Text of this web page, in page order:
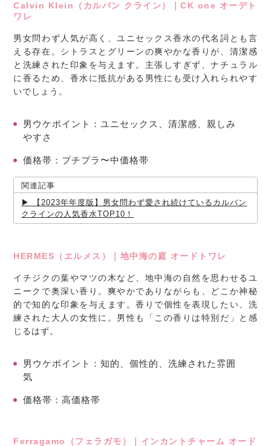
Calvin Klein（カルバン クライン）｜CK one オーデト
ワレ
男女問わず人気が高く、ユニセックス香水の代名詞とも言
える存在。シトラスとグリーンの爽やかな香りが、清潔感
と洗練された印象を与えます。主張しすぎず、ナチュラル
に香るため、香水に抵抗がある男性にも受け入れられやす
いでしょう。
男ウケポイント ：ユニセックス、清潔感、親しみ
やすさ
価格帯 ：プチプラ〜中価格帯
関連記事
【2023年年度版】男女問わず愛され続けているカルバン
クラインの人気香水TOP10！
HERMES（エルメス）｜地中海の庭 オードトワレ
イチジクの葉やマツの木など、地中海の自然を思わせるユ
ニークで奥深い香り。爽やかでありながらも、どこか神秘
的で知的な印象を与えます。香りで個性を表現したい、洗
練された大人の女性に。男性も「この香りは特別だ」と感
じるはず。
男ウケポイント ：知的、個性的、洗練された雰囲
気
価格帯 ：高価格帯
Ferragamo（フェラガモ）｜インカントチャーム オード